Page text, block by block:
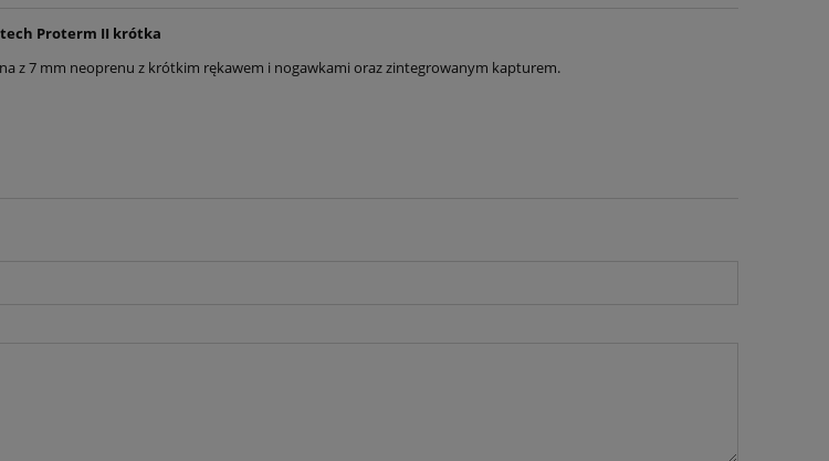
Proterm II krótka
z 7 mm neoprenu z krótkim rękawem i nogawkami oraz zintegrowanym kapturem.